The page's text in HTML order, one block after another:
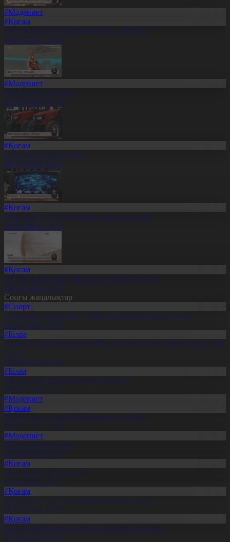
#Мәдениет
#Қоғам
Өнерді өнеге еткен Ерниязовтар отбасы
08.08.2026, 20:16
#Мәдениет
Дәстүр мен креатив
08.08.2026, 20:13
#Қоғам
Отандық өндіріс өрледі
08.08.2026, 20:11
#Қоғам
Құрылыс — ел дамуының қозғаушы күші
08.08.2026, 20:09
#Қоғам
Бидай импортына уақытша тыйым салынды
08.08.2026, 20:07
Соңғы жаңалықтар
#Спорт
«Болашақ ойындары – 2026» өз мәресіне жақындады
08.08.2026, 20:21
#Білім
Қазақстандық оқушылар ЖИ олимпиадасында 8 медаль жеңіп
алды
08.08.2026, 20:18
#Білім
Кітап оқып, 600 мың теңге ұтып ал
08.08.2026, 20:17
#Мәдениет
#Қоғам
Өнерді өнеге еткен Ерниязовтар отбасы
08.08.2026, 20:16
#Мәдениет
Дәстүр мен креатив
08.08.2026, 20:13
#Қоғам
Отандық өндіріс өрледі
08.08.2026, 20:11
#Қоғам
Құрылыс — ел дамуының қозғаушы күші
08.08.2026, 20:09
#Қоғам
Бидай импортына уақытша тыйым салынды
08.08.2026, 20:07